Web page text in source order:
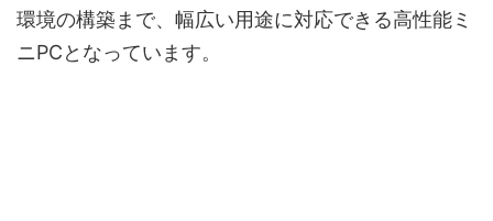
環境の構築まで、幅広い用途に対応できる高性能ミ
ニPCとなっています。